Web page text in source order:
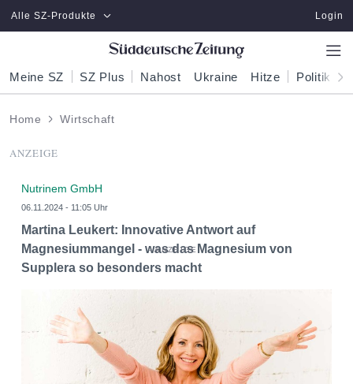
Zum Hauptinhalt springen
Alle SZ-Produkte Login
Meine SZ SZ Plus Nahost Ukraine Hitze Politik
Home Wirtschaft
ANZEIGE
Nutrinem GmbH
06.11.2024 - 11:05 Uhr
Martina Leukert: Innovative Antwort auf
Magnesiummangel - was das Magnesium von
Supplera so besonders macht